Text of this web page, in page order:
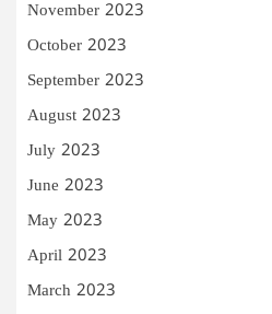
November 2023
October 2023
September 2023
August 2023
July 2023
June 2023
May 2023
April 2023
March 2023